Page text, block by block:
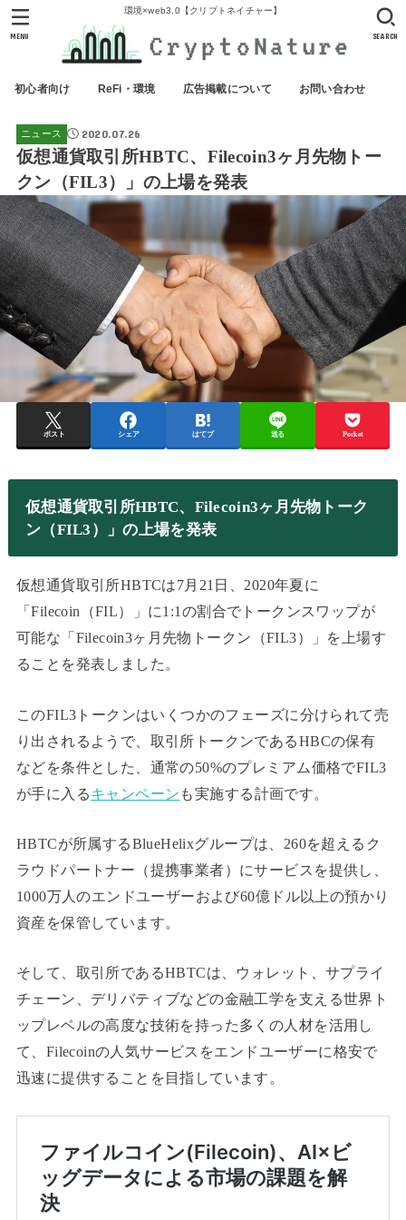
環境×web3.0【クリプトネイチャー】
初心者向け ReFi・環境 広告掲載について お問い合わせ
SEARCH
MENU
ニュース 2020.07.26
仮想通貨取引所HBTC、Filecoin3ヶ月先物トー
クン（FIL3）」の上場を発表
ポスト シェア はてブ 送る Pocket
仮想通貨取引所HBTC、Filecoin3ヶ月先物トーク
ン（FIL3）」の上場を発表
仮想通貨取引所HBTCは7月21日、2020年夏に
「Filecoin（FIL）」に1:1の割合でトークンスワップが
可能な「Filecoin3ヶ月先物トークン（FIL3）」を上場す
ることを発表しました。
このFIL3トークンはいくつかのフェーズに分けられて売
り出されるようで、取引所トークンであるHBCの保有
などを条件とした、通常の50%のプレミアム価格でFIL3
が手に入るキャンペーン も実施する計画です。
HBTCが所属するBlueHelixグループは、260を超えるク
ラウドパートナー（提携事業者）にサービスを提供し、
1000万人のエンドユーザーおよび60億ドル以上の預かり
資産を保管しています。
そして、取引所であるHBTCは、ウォレット、サプライ
チェーン、デリバティブなどの金融工学を支える世界ト
ップレベルの高度な技術を持った多くの人材を活用し
て、Filecoinの人気サービスをエンドユーザーに格安で
迅速に提供することを目指しています。